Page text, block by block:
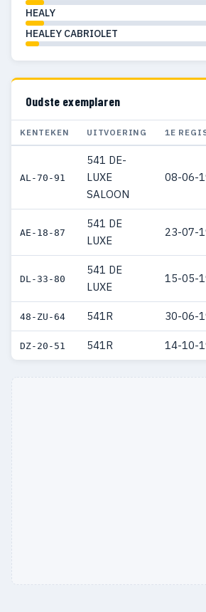
HEALY
HEALEY CABRIOLET
Oudste exemplaren
KENTEKEN UITVOERING 1E
AL-70-91
541 DE-
LUXE
SALOON
08-06-
AE-18-87
541 DE
LUXE
23-07-
DL-33-80
541 DE
LUXE
15-05-
48-ZU-64 541R 30-06-
DZ-20-51 541R 14-10-